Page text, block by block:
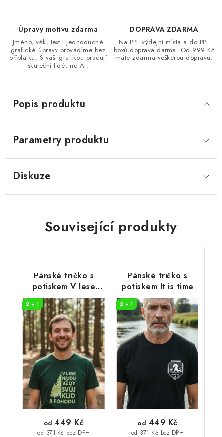
Úpravy motivu zdarma
Jméno, věk, text i jednoduché
grafické úpravy provádíme bez
příplatku. S vaší grafikou pracují
skuteční lidé, ne AI.
DOPRAVA ZDARMA
Na PPL výdejní místa a do PPL
boxů doprava darma. Od 999 Kč
máte zdarma veškerou dopravu.
Popis produktu
Parametry produktu
Diskuze
Související produkty
Pánské tričko s
potiskem V lese
najdu
2 + 1
od 371 Kč bez DPH
od 449 Kč
Pánské tričko s
potiskem It is time
2 + 1
od 371 Kč bez DPH
od 449 Kč